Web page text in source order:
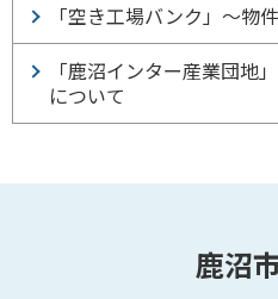
「空き工場バンク」～物
「鹿沼インター産業団地
について
鹿沼